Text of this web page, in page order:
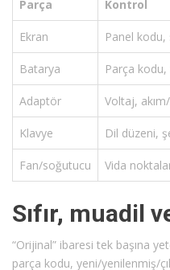
Parça Kontrol
Ekran Panel kodu,
Batarya Parça
Adaptör Voltaj,
Klavye Dil düzeni,
Fan/soğutucu Vida
Sıfır, muadil
“Orijinal” ibaresi tek başına
parça kodu, yeni/yenilenmiş/